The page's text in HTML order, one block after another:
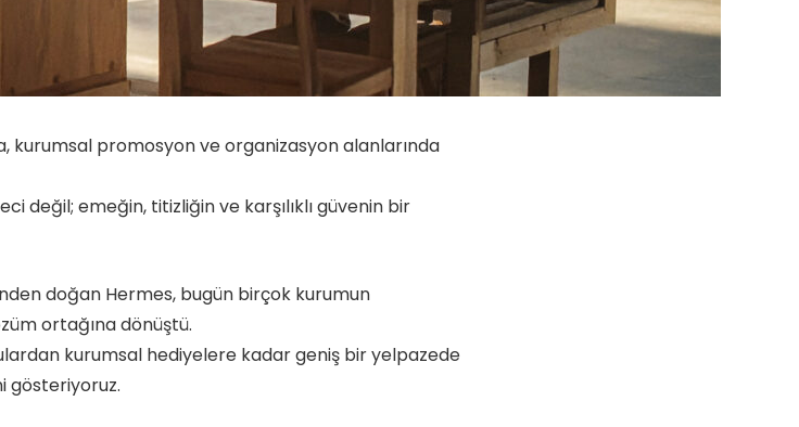
kurumsal promosyon ve organizasyon alanlarında
değil; emeğin, titizliğin ve karşılıklı güvenin bir
doğan Hermes, bugün birçok kurumun
ortağına dönüştü.
kurumsal hediyelere kadar geniş bir yelpazede
gösteriyoruz.